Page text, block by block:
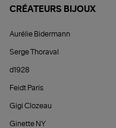
CRÉATEURS BIJOUX
Aurélie Bidermann
Serge Thoraval
d1928
Feidt Paris
Gigi Clozeau
Ginette NY